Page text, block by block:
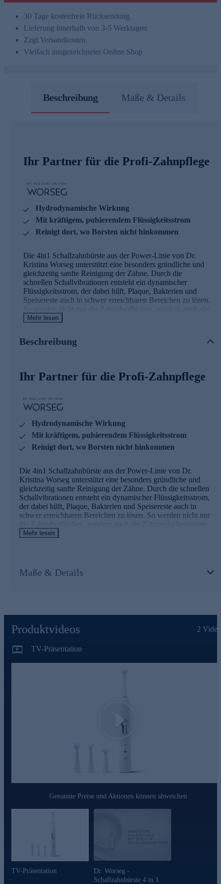
30 Tage kostenfreie Rücksendung
Lieferung innerhalb von 3-5 Werktagen
Zzgl.Versandkosten
Vielfach ausgezeichneter Online Shop
Beschreibung Maße & Details
Ihr Partner für die Profi-Zahnpflege
Hydrodynamische Wirkung
Mit kräftigem, pulsierendem Flüssigkeitsstrom
Reinigt dort, wo Borsten nicht hinkommen
Die 4in1 Schallzahnbürste aus der Power-Linie von Dr.
Kristina Worseg unterstützt eine besonders gründliche und
gleichzeitig sanfte Reinigung der Zähne. Durch die
schnellen Schallvibrationen entsteht ein dynamischer
Flüssigkeitsstrom, der dabei hilft, Plaque, Bakterien und
Speisereste auch in schwer erreichbaren Bereichen zu lösen.
So werden nicht nur die Zahnoberflächen, sondern auch die
Zahnzwischenräume und der Zahnfleischrand effektiv
noch komfortabler und effizienter.
Mehr lesen
Beschreibung
Ihr Partner für die Profi-Zahnpflege
Hydrodynamische Wirkung
Mit kräftigem, pulsierendem Flüssigkeitsstrom
Reinigt dort, wo Borsten nicht hinkommen
Die 4in1 Schallzahnbürste aus der Power-Linie von Dr.
Kristina Worseg unterstützt eine besonders gründliche und
gleichzeitig sanfte Reinigung der Zähne. Durch die schnellen
Schallvibrationen entsteht ein dynamischer Flüssigkeitsstrom,
der dabei hilft, Plaque, Bakterien und Speisereste auch in
schwer erreichbaren Bereichen zu lösen. So werden nicht nur
die Zahnoberflächen, sondern auch die Zahnzwischenräume
und der Zahnfleischrand effektiv gereinigt. Die innovative
Mehr lesen
Maße & Details
Produktvideos 2
TV-Präsentation
Play
Genannte Preise und Aktionen können abweichen
TV-Präsentation
Dr. Worseg -
Schallzahnbürste 4 in 1